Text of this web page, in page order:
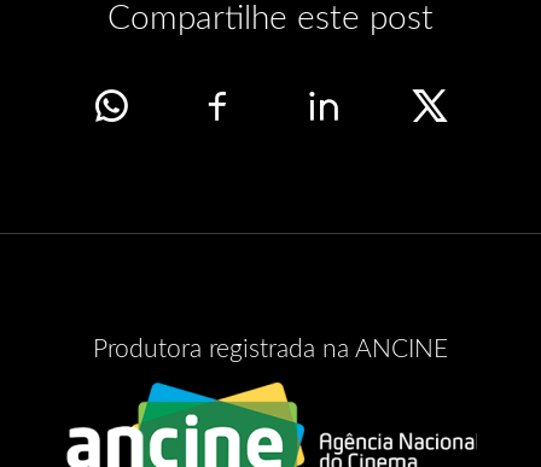
Compartilhe este post
Produtora registrada na ANCINE